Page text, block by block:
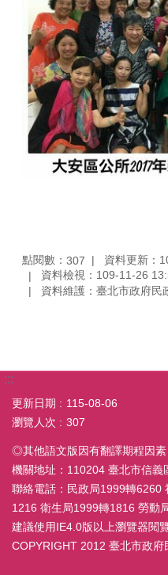
點閱數： 307
資料更新：
資料檢視：109-11-26
資料維護：臺北市政府民
:::
更新日期
115-08-06
瀏覽人次
307
◎其他語文版因有翻譯期程因素
機關地址：110204 臺北市信義
聯絡電話：民政局1999轉6260
1216 衛生局1999轉1816 勞動
建議使用IE4.0版以上瀏覽器
COPYRIGHT 2012 臺北市政府